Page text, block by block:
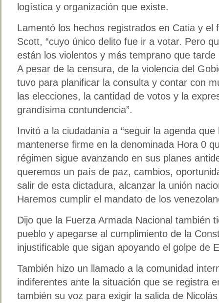
logística y organización que existe.
Lamentó los hechos registrados en Catia y el
Scott, “cuyo único delito fue ir a votar. Pero
están los violentos y más temprano que
A pesar de la censura, de la violencia del
tuvo para planificar la consulta y contar con
las elecciones, la cantidad de votos y la
grandísima contundencia”.
Invitó a la ciudadanía a “seguir la agenda
mantenerse firme en la denominada Hora 0
régimen sigue avanzando en sus planes
queremos un país de paz, cambios,
salir de esta dictadura, alcanzar la unión
Haremos cumplir el mandato de los
Dijo que la Fuerza Armada Nacional también
pueblo y apegarse al cumplimiento de la
injustificable que sigan apoyando el golpe de
También hizo un llamado a la comunidad
indiferentes ante la situación que se registra
también su voz para exigir la salida de